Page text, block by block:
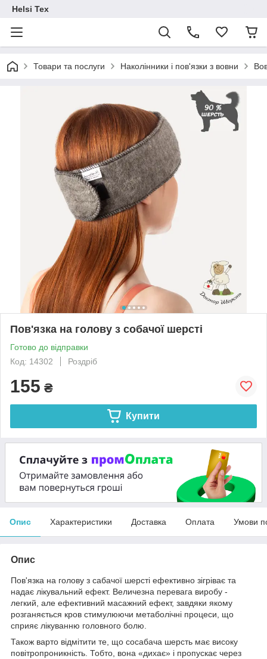
Helsi Tex
Товари та послуги Наколінники і пов'язки з вовни
Пов'язка на голову з собачої шерсті
Готово до відправки
Код: 14302
Роздріб
155 ₴
Купити
Опис Характеристики Доставка Оплата Умови
Опис
Пов'язка на голову з сабачої шерсті ефективно зігріває та
надає лікувальний ефект. Величезна перевага виробу -
легкий, але ефективний масажний ефект, завдяки якому
розганяється кров стимулюючи метаболічні процеси, що
сприяє лікуванню головного болю.
Також варто відмітити те, що сосабача шерсть має високу
повітропроникність. Тобто, вона «дихає» і пропускає через